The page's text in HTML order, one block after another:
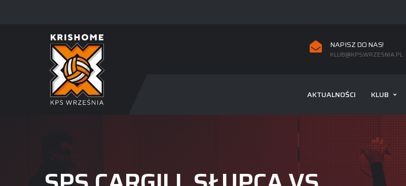
NAPISZ DO NAS!
KLUB@KPSWRZESNIA.PL
AKTUALNOŚCI KLUB